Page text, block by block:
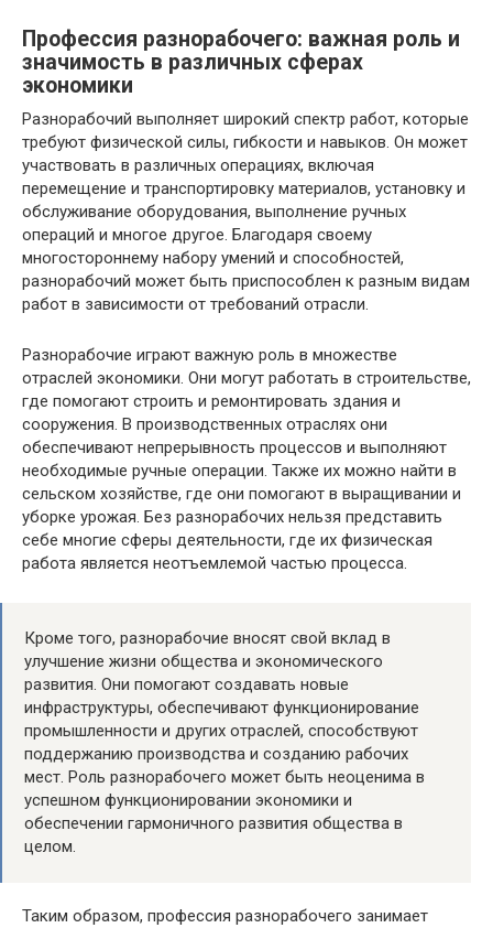
Профессия разнорабочего: важная роль и
значимость в различных сферах
экономики
Разнорабочий выполняет широкий спектр работ, которые
требуют физической силы, гибкости и навыков. Он может
участвовать в различных операциях, включая
перемещение и транспортировку материалов, установку и
обслуживание оборудования, выполнение ручных
операций и многое другое. Благодаря своему
многостороннему набору умений и способностей,
разнорабочий может быть приспособлен к разным видам
работ в зависимости от требований отрасли.
Разнорабочие играют важную роль в множестве
отраслей экономики. Они могут работать в строительстве,
где помогают строить и ремонтировать здания и
сооружения. В производственных отраслях они
обеспечивают непрерывность процессов и выполняют
необходимые ручные операции. Также их можно найти в
сельском хозяйстве, где они помогают в выращивании и
уборке урожая. Без разнорабочих нельзя представить
себе многие сферы деятельности, где их физическая
работа является неотъемлемой частью процесса.
Кроме того, разнорабочие вносят свой вклад в
улучшение жизни общества и экономического
развития. Они помогают создавать новые
инфраструктуры, обеспечивают функционирование
промышленности и других отраслей, способствуют
поддержанию производства и созданию рабочих
мест. Роль разнорабочего может быть неоценима в
успешном функционировании экономики и
обеспечении гармоничного развития общества в
целом.
Таким образом, профессия разнорабочего занимает